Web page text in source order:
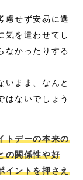
慮せず安易に選
気を遣わせてし
なかったりする
いまま、なんと
はないでしょう
トデーの本来の
の関係性や好
イントを押さえ